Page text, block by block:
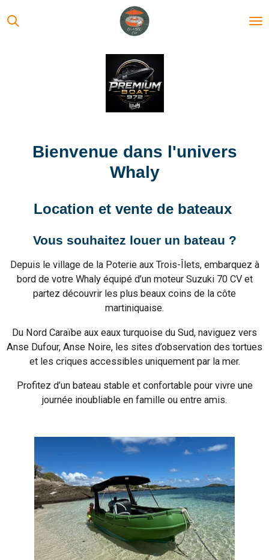
Passer
au
Bienvenue dans l'univers
Whaly
Location et vente de bateaux
Vous souhaitez louer un bateau ?
Depuis le village de la Poterie aux Trois-Îlets, embarquez à
bord de votre Whaly équipé d’un moteur Suzuki 70 CV et
partez découvrir les plus beaux coins de la côte
martiniquaise.
Du Nord Caraïbe aux eaux turquoise du Sud, naviguez vers
Anse Dufour, Anse Noire, les sites d’observation des tortues
et les criques accessibles uniquement par la mer.
Profitez d’un bateau stable et confortable pour vivre une
journée inoubliable en famille ou entre amis.